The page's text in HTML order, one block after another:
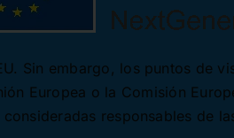
Sin embargo, los puntos de
Europea o la Comisión
consideradas responsables de